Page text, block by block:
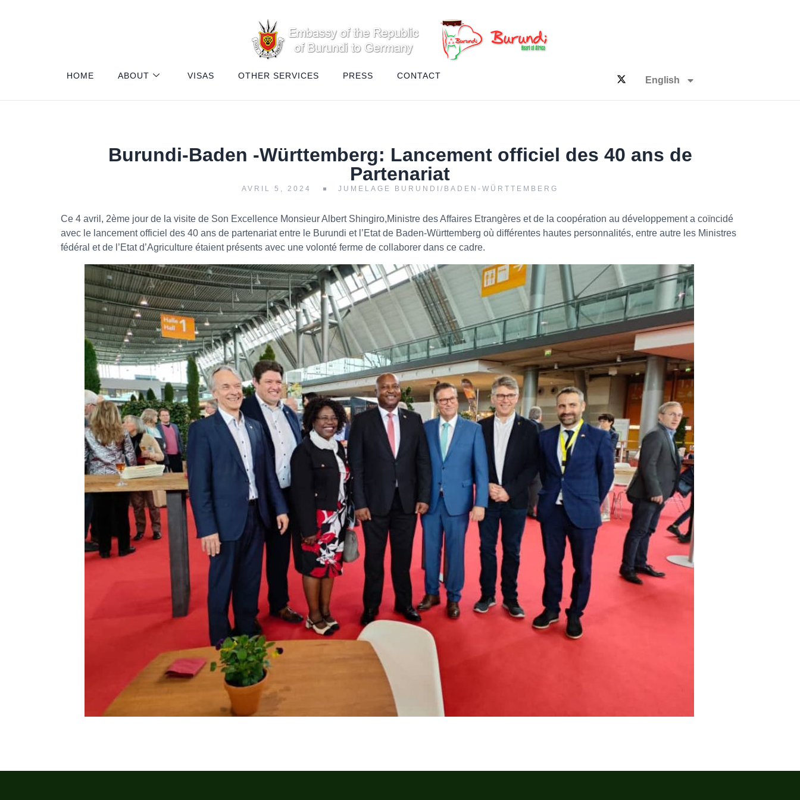
HOME ABOUT VISAS OTHER SERVICES PRESS CONTACT English
Burundi-Baden -Württemberg: Lancement officiel des 40 ans de
Partenariat
AVRIL 5, 2024 JUMELAGE BURUNDI/BADEN-WÜRTTEMBERG
Ce 4 avril, 2ème jour de la visite de Son Excellence Monsieur Albert Shingiro,Ministre des Affaires Etrangères et de la coopération au développement a coïncidé
avec le lancement officiel des 40 ans de partenariat entre le Burundi et l’Etat de Baden-Württemberg où différentes hautes personnalités, entre autre les Ministres
fédéral et de l’Etat d’Agriculture étaient présents avec une volonté ferme de collaborer dans ce cadre.